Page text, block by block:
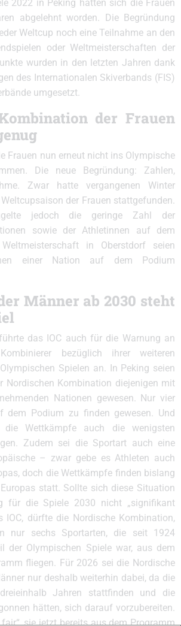
2022 in Peking hatten sich die Frauen
abgelehnt worden. Die Begründung
Weltcup noch eine Teilnahme an den
oder Weltmeisterschaften der
wurden in den letzten Jahren dank
des Internationalen Skiverbands (FIS)
umgesetzt.
der Frauen
Frauen nun erneut nicht ins Olympische
Die neue Begründung: Zahlen,
Zwar hatte vergangenen Winter
der Frauen stattgefunden.
jedoch die geringe Zahl der
sowie der Athletinnen auf dem
in Oberstdorf seien
einer Nation auf dem Podium
Männer ab 2030 steht
das IOC auch für die Warnung an
bezüglich ihrer weiteren
Spielen an. In Peking seien
Nordischen Kombination diejenigen mit
Nationen gewesen. Nur vier
dem Podium zu finden gewesen. Und
die Wettkämpfe auch die wenigsten
Zudem sei die Sportart auch eine
– zwar gebe es Athleten auch
doch die Wettkämpfe finden bislang
statt. Sollte sich diese Situation
für die Spiele 2030 nicht „signifikant
IOC, dürfte die Nordische Kombination,
nur sechs Sportarten, die seit 1924
der Olympischen Spiele war, aus dem
fliegen. Für 2026 sei die Nordische
nur deshalb weiterhin dabei, da die
Jahren stattfinden und die
hätten, sich darauf vorzubereiten.
sie jetzt bereits aus dem Programm